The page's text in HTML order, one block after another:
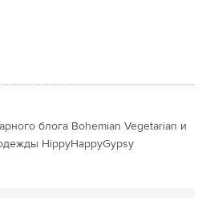
блога Bohemian Vegetarian и
HippyHappyGypsy